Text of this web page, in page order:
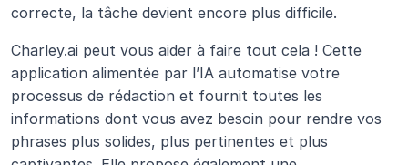
correcte, la tâche devient encore plus difficile.
Charley.ai peut vous aider à faire tout cela ! Cette
application alimentée par l’IA automatise votre
processus de rédaction et fournit toutes les
informations dont vous avez besoin pour rendre vos
phrases plus solides, plus pertinentes et plus